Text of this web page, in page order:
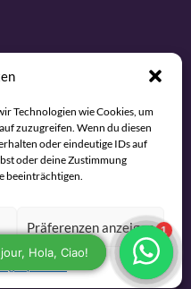
Technologien wie Cookies, um
zuzugreifen. Wenn du diesen
oder eindeutige IDs auf
oder deine Zustimmung
beeinträchtigen.
Präferenzen anzeigen
Bewertungen an
with joy by The Werks